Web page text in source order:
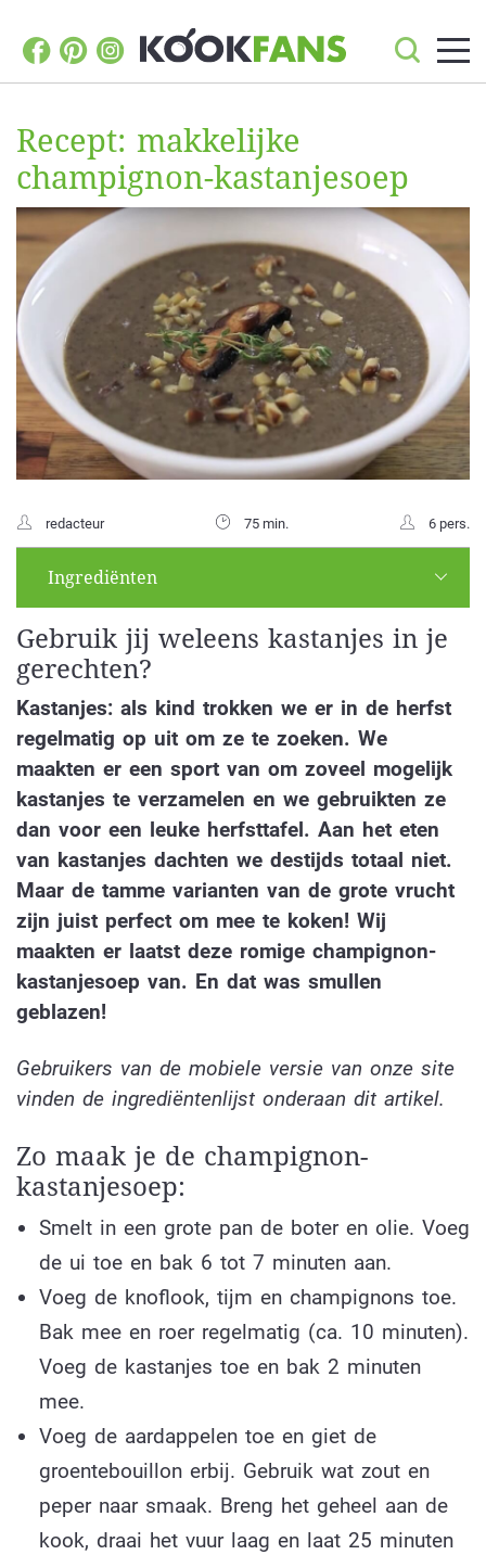
Recept: makkelijke
champignon-kastanjesoep
redacteur 75 min. 6 pers.
Ingrediënten
Gebruik jij weleens kastanjes in je
gerechten?
Kastanjes: als kind trokken we er in de herfst
regelmatig op uit om ze te zoeken. We
maakten er een sport van om zoveel mogelijk
kastanjes te verzamelen en we gebruikten ze
dan voor een leuke herfsttafel. Aan het eten
van kastanjes dachten we destijds totaal niet.
Maar de tamme varianten van de grote vrucht
zijn juist perfect om mee te koken! Wij
maakten er laatst deze romige champignon-
kastanjesoep van. En dat was smullen
geblazen!
Gebruikers van de mobiele versie van onze site
vinden de ingrediëntenlijst onderaan dit artikel.
Zo maak je de champignon-
kastanjesoep:
Smelt in een grote pan de boter en olie. Voeg
de ui toe en bak 6 tot 7 minuten aan.
Voeg de knoflook, tijm en champignons toe.
Bak mee en roer regelmatig (ca. 10 minuten).
Voeg de kastanjes toe en bak 2 minuten
mee.
Voeg de aardappelen toe en giet de
groentebouillon erbij. Gebruik wat zout en
peper naar smaak. Breng het geheel aan de
kook, draai het vuur laag en laat 25 minuten